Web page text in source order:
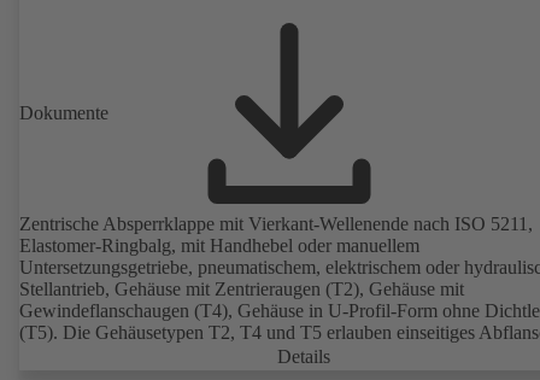
Dokumente
Zentrische Absperrklappe mit Vierkant-Wellenende nach ISO 5211,
Elastomer-Ringbalg, mit Handhebel oder manuellem
Untersetzungsgetriebe, pneumatischem, elektrischem oder
Stellantrieb, Gehäuse mit Zentrieraugen (T2), Gehäuse mit
Gewindeflanschaugen (T4), Gehäuse in U-Profil-Form ohne
(T5). Die Gehäusetypen T2, T4 und T5 erlauben einseitiges
und den Einbau als Endarmatur mit Gegenflansch. Anschlüsse
Details